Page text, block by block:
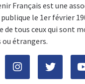
Français est une
le 1er février
de tous ceux qui sont
ou étrangers.